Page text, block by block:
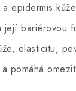
epidermis
její bariérovou
elasticitu,
pomáhá